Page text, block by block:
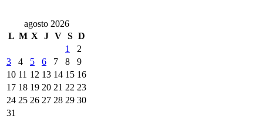
agosto 2026
L M X J V S D
1
2
3
4 5 6 7 8
9
10 11 12 13 14 15 16
17 18 19 20 21 22 23
24 25 26 27 28 29 30
31